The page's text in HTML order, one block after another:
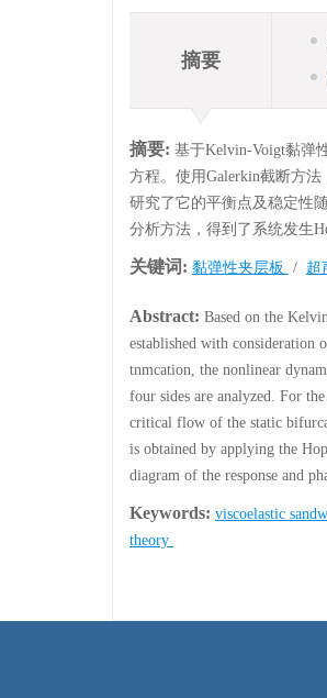
摘要
摘要: 基于Kelvin-Voigt黏弹
方程。使用Galerkin截断方
研究了它的平衡点及稳定性
分析方法，得到了系统发生
关键词: 黏弹性夹层板 / 超
Abstract: Based on the
established with consideration
tnmcation, the nonlinear
four sides are analyzed. For
critical flow of the static
is obtained by applying the
diagram of the response and
Keywords: viscoelastic
theory